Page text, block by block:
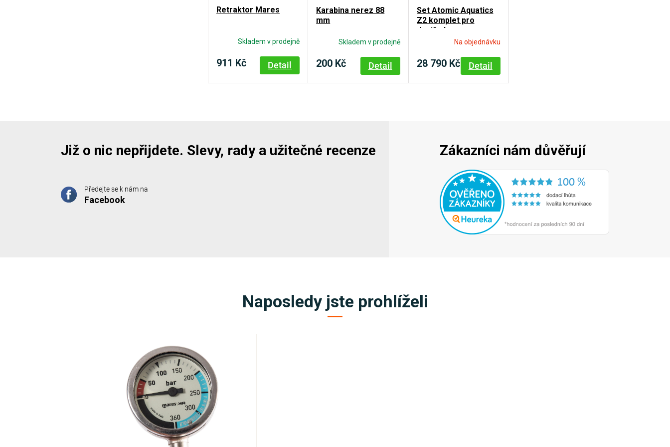
Retraktor Mares
Skladem v prodejně
911 Kč Detail
Karabina nerez 88
mm
Skladem v prodejně
200 Kč Detail
Set Atomic Aquatics
Z2 komplet pro
dvojče bez
manometruNa objednávku
28 790 Kč Detail
Již o nic nepřijdete. Slevy, rady a užitečné recenze
Předejte se k nám na
Facebook
Zákazníci nám důvěřují
Naposledy jste prohlíželi